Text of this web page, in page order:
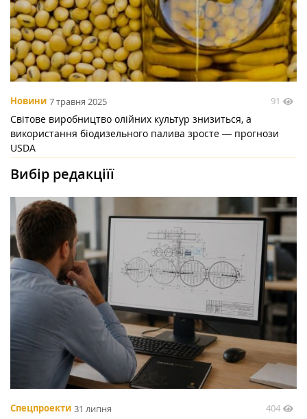
Новини 7 травня 2025 91
Світове виробництво олійних культур знизиться, а
використання біодизельного палива зросте ― прогнози
USDA
Вибір редакціїї
Спецпроекти 31 липня 404